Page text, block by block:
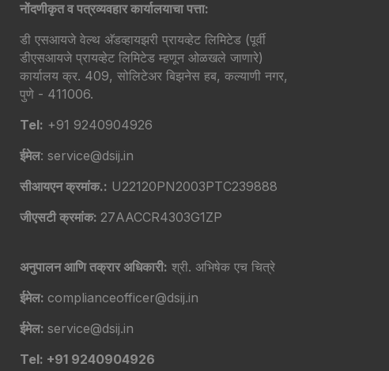
नोंदणीकृत व पत्रव्यवहार कार्यालयाचा पत्ता:
डी एसआयजे वेल्थ अ‍ॅडव्हायझरी प्रायव्हेट लिमिटेड (पूर्वी
डीएसआयजे प्रायव्हेट लिमिटेड म्हणून ओळखले जाणारे)
कार्यालय क्र. 409, सोलिटेअर बिझनेस हब, कल्याणी नगर,
पुणे - 411006.
Tel: +91 9240904926
ईमेल: service@dsij.in
सीआयएन क्रमांक.: U22120PN2003PTC239888
जीएसटी क्रमांक: 27AACCR4303G1ZP
अनुपालन आणि तक्रार अधिकारी: श्री. अभिषेक एच चित्रे
ईमेल: complianceofficer@dsij.in
ईमेल: service@dsij.in
Tel: +91 9240904926